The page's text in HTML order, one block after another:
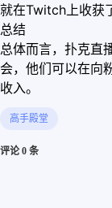
就在Twitch上收获
总结
总体而言，扑克直
会，他们可以在向
收入。
高手殿堂
评论 0 条